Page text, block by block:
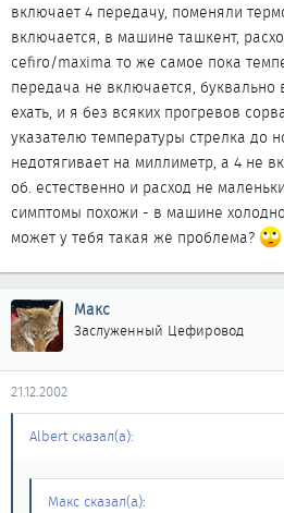
включает 4 передачу, поменяли
включается, в машине ташкент,
cefiro/maxima то же самое пока
передача не включается,
ехать, и я без всяких прогревов
указателю температуры стрелка до
недотягивает на миллиметр, а 4 не
об. естественно и расход не
симптомы похожи - в машине
может у тебя такая же проблема?
Макс
Заслуженный Цефировод
21.12.2002
Albert сказал(а):
Макс сказал(а):